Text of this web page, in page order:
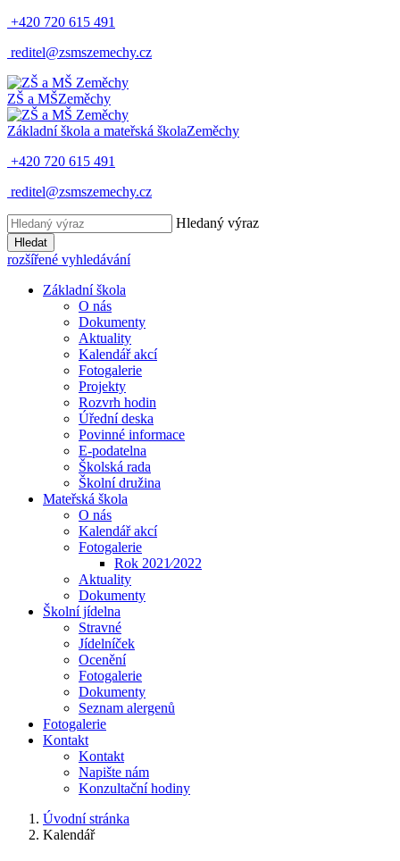
+420 720 615 491
reditel@zsmszemechy.cz
ZŠ a MŠZeměchy
Základní škola a mateřská školaZeměchy
+420 720 615 491
reditel@zsmszemechy.cz
Hledaný výraz
Hledat
rozšířené vyhledávání
Základní škola
O nás
Dokumenty
Aktuality
Kalendář akcí
Fotogalerie
Projekty
Rozvrh hodin
Úřední deska
Povinné informace
E-podatelna
Školská rada
Školní družina
Mateřská škola
O nás
Kalendář akcí
Fotogalerie
Rok 2021⁄2022
Aktuality
Dokumenty
Školní jídelna
Stravné
Jídelníček
Ocenění
Fotogalerie
Dokumenty
Seznam alergenů
Fotogalerie
Kontakt
Kontakt
Napište nám
Konzultační hodiny
Úvodní stránka
Kalendář